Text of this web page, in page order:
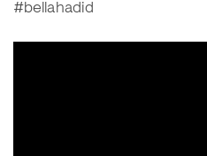
#bellahadid